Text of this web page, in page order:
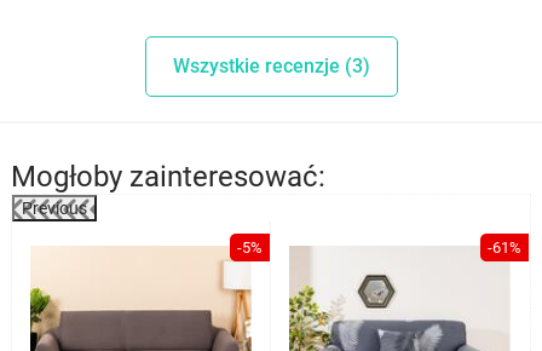
Wszystkie recenzje (3)
Mogłoby zainteresować:
Previous
-5% -61%